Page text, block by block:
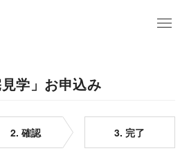
学」お申込み
2. 確認 3. 完了